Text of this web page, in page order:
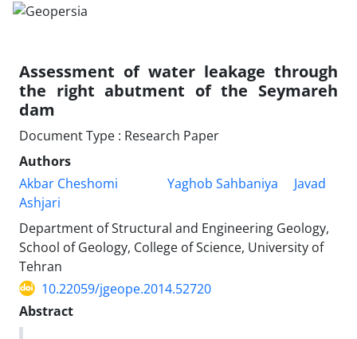
Assessment of water leakage through
the right abutment of the Seymareh
dam
Document Type : Research Paper
Authors
Akbar Cheshomi
Yaghob Sahbaniya
Javad
Ashjari
Department of Structural and Engineering Geology,
School of Geology, College of Science, University of
Tehran
10.22059/jgeope.2014.52720
Abstract